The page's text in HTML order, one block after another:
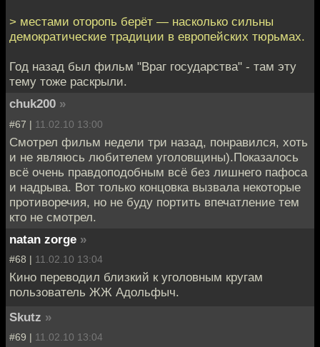
> местами оторопь берёт — насколько сильны
демократические традиции в европейских тюрьмах.
Год назад был фильм "Враг государства" - там эту
тему тоже раскрыли.
chuk200 »
#67 | 11.02.10 13:00
Смотрел фильм недели три назад, понравился, хоть
и не являюсь любителем уголовщины).Показалось
всё очень правдоподобным всё без лишнего пафоса
и надрыва. Вот только концовка вызвала некоторые
противоречия, но не буду портить впечатление тем
кто не смотрел.
natan zorge »
#68 | 11.02.10 13:04
Кино переводил близкий к уголовным кругам
пользователь ЖЖ Адольфыч.
Skutz »
#69 | 11.02.10 13:04